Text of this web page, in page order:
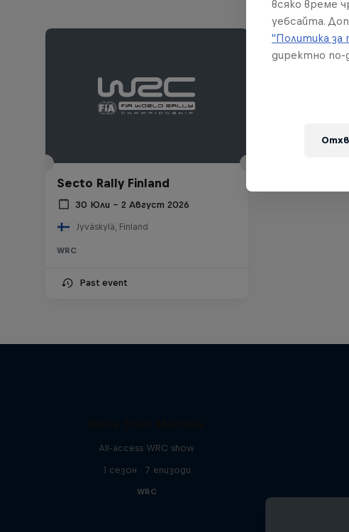
Secto Rally Finland
30 Юли – 2 Август 2026
Jyväskylä, Finland
WRC
Past event
All-access WRC show
1 сезон · 7 епизоди
WRC
всяко време
уебсайта.
"Политика за
директно по-